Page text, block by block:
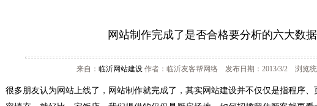
网站制作完成了是否合格要分析的六大数据
来自： 临沂网站建设 作者：临沂友客帮网络 发布日期：2013/3/2 浏览统
很多朋友认为网站上线了，网站制作就完成了，其实网站建设并不仅仅是指程序